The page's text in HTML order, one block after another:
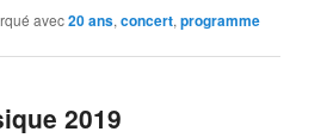
avec20 ans,concert,programme
2019